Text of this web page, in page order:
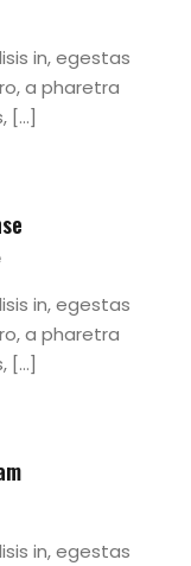
in, egestas
a pharetra
[…]
in, egestas
a pharetra
[…]
in, egestas